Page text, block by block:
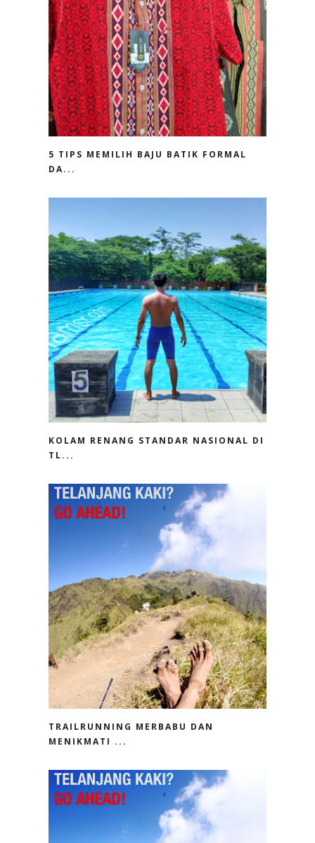
5 TIPS MEMILIH BAJU BATIK FORMAL
DA...
KOLAM RENANG STANDAR NASIONAL DI
TL...
TRAILRUNNING MERBABU DAN
MENIKMATI ...